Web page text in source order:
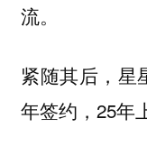
流。
紧随其后，星
年签约，25年